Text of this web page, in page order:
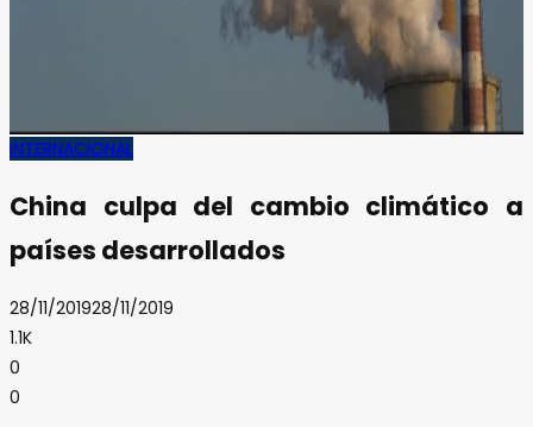
INTERNACIONAL
China culpa del cambio climático a
países desarrollados
28/11/201928/11/2019
1.1K
0
0